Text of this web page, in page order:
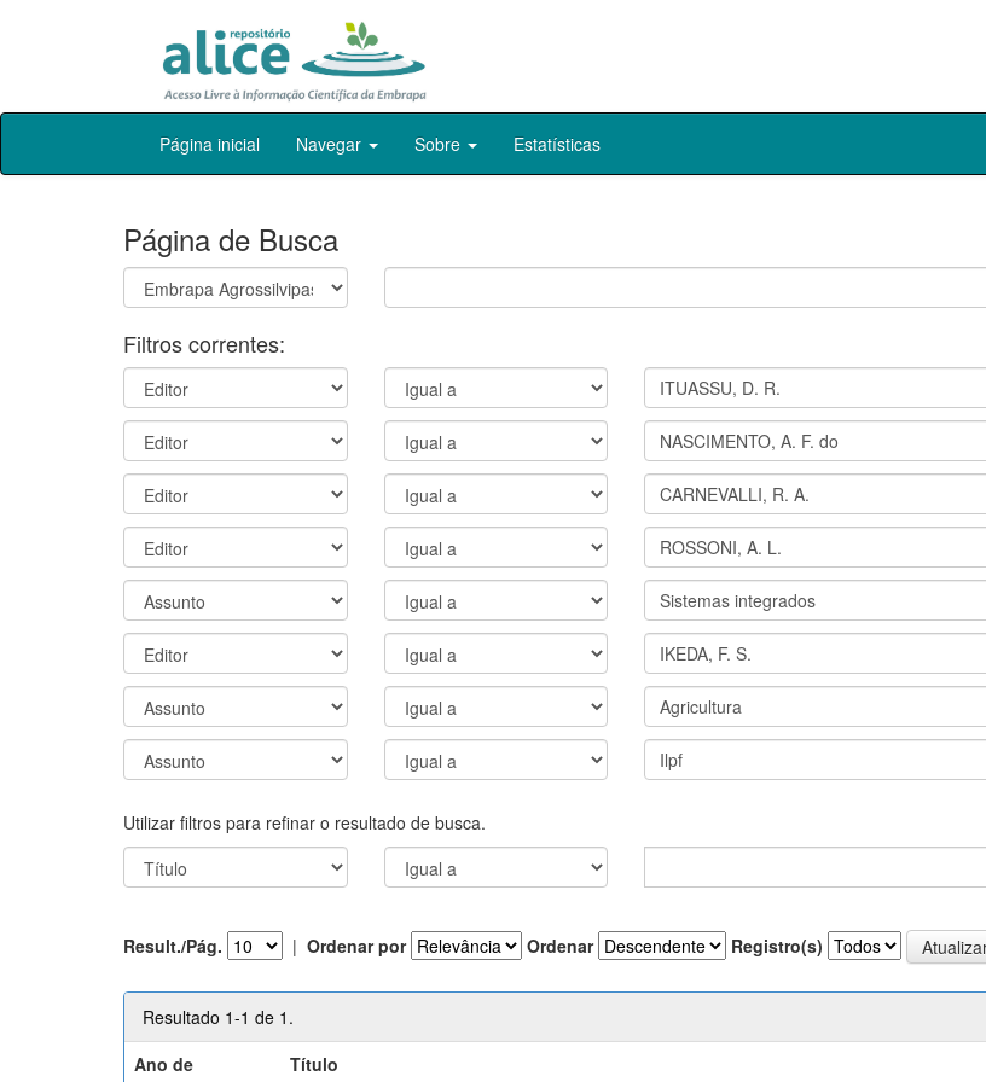
Skip
Página inicial Navegar Sobre Estatísticas
Página de Busca
Filtros correntes:
Utilizar filtros para refinar o resultado de busca.
Result./Pág. | Ordenar por Ordenar Registro(s)
Resultado 1-1 de 1.
Ano de
Título